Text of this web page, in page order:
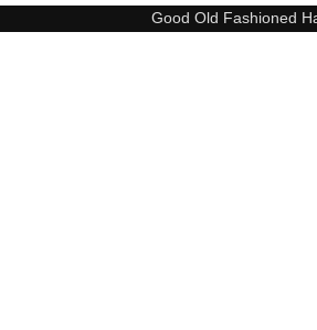
Good Old Fashioned